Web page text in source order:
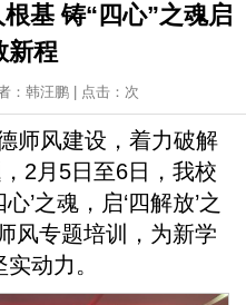
基 铸“四心”之魂启
新程
：韩汪鹏 | 点击： 次
师风建设，着力破解
2月5日至6日，我校
’之魂，启‘四解放’之
风专题培训，为新学
动力。